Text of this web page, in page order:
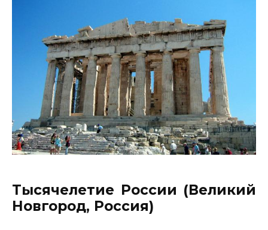
Тысячелетие России (Великий
Новгород, Россия)